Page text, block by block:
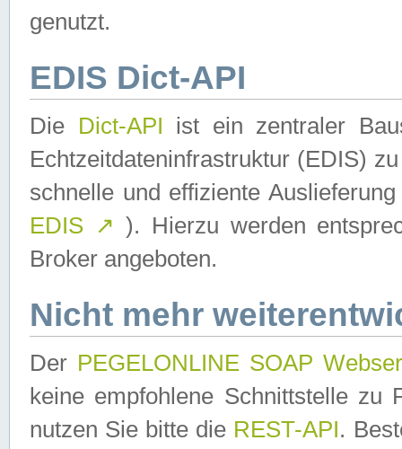
genutzt.
EDIS Dict-API
Die Dict-API ist ein zentraler
Echtzeitdateninfrastruktur (EDIS)
schnelle und effiziente
EDIS ↗ ). Hierzu werden
Broker angeboten.
Nicht mehr
Der PEGELONLINE SOAP
keine empfohlene Schnittstelle zu
nutzen Sie bitte die REST-API.